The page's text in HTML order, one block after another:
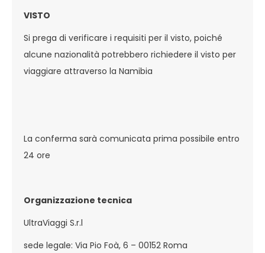
VISTO
Si prega di verificare i requisiti per il visto, poiché
alcune nazionalità potrebbero richiedere il visto per
viaggiare attraverso la Namibia
La conferma sarà comunicata prima possibile entro
24 ore
Organizzazione tecnica
UltraViaggi S.r.l
sede legale: Via Pio Foà, 6 – 00152 Roma